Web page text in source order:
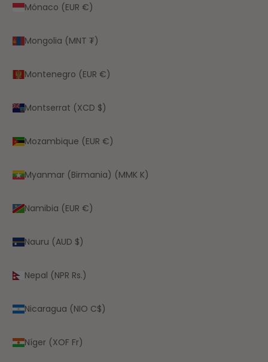
Mónaco (EUR €)
Mongolia (MNT ₮)
Montenegro (EUR €)
Montserrat (XCD $)
Mozambique (EUR €)
Myanmar (Birmania) (MMK K)
Namibia (EUR €)
Nauru (AUD $)
Nepal (NPR Rs.)
Nicaragua (NIO C$)
Níger (XOF Fr)